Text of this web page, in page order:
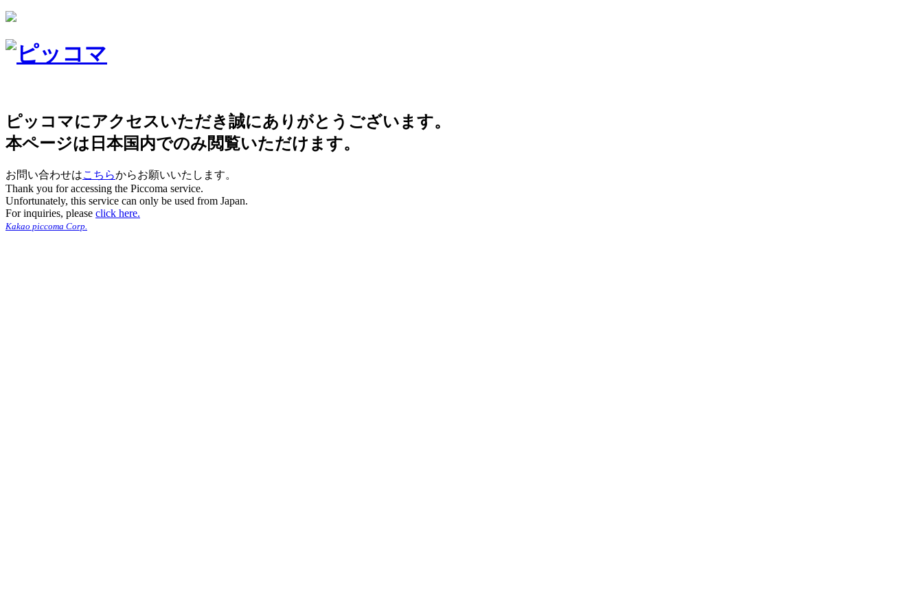
ピッコマにアクセスいただき誠にありがとうございます。
本ページは日本国内でのみ閲覧いただけます。
お問い合わせはこちらからお願いいたします。
Thank you for accessing the Piccoma service.
Unfortunately, this service can only be used from Japan.
For inquiries, please click here.
Kakao piccoma Corp.